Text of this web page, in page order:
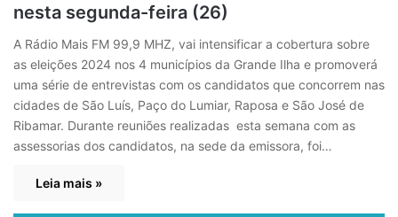
nesta segunda-feira (26)
A Rádio Mais FM 99,9 MHZ, vai intensificar a cobertura sobre
as eleições 2024 nos 4 municípios da Grande Ilha e promoverá
uma série de entrevistas com os candidatos que concorrem nas
cidades de São Luís, Paço do Lumiar, Raposa e São José de
Ribamar. Durante reuniões realizadas esta semana com as
assessorias dos candidatos, na sede da emissora, foi…
Leia mais »